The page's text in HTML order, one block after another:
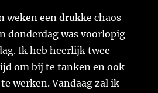
weken een drukke chaos
donderdag was voorlopig
Ik heb heerlijk twee
om bij te tanken en ook
werken. Vandaag zal ik